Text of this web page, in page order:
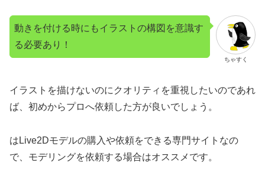
ちゃすく
動きを付ける時にもイラストの構図を意識す
る必要あり！
イラストを描けないのにクオリティを重視したいのであれ
ば、初めからプロへ依頼した方が良いでしょう。
はLive2Dモデルの購入や依頼をできる専門サイトなの
で、モデリングを依頼する場合はオススメです。